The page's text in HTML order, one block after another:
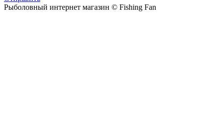
Рыболовный интернет магазин © Fishing Fan